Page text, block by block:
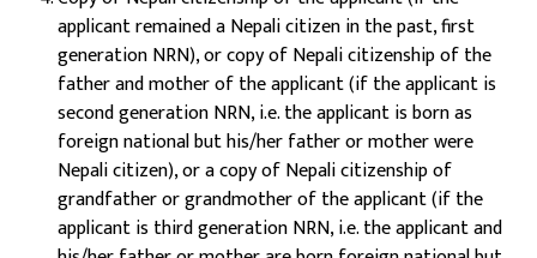
applicant remained a Nepali citizen in the past, first
generation NRN), or copy of Nepali citizenship of the
father and mother of the applicant (if the applicant is
second generation NRN, i.e. the applicant is born as
foreign national but his/her father or mother were
Nepali citizen), or a copy of Nepali citizenship of
grandfather or grandmother of the applicant (if the
applicant is third generation NRN, i.e. the applicant and